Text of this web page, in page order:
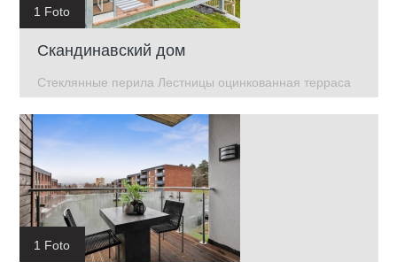
1 Foto
Скандинавский дом
Стеклянные перила Лестницы оцинкованная терраса
1 Foto